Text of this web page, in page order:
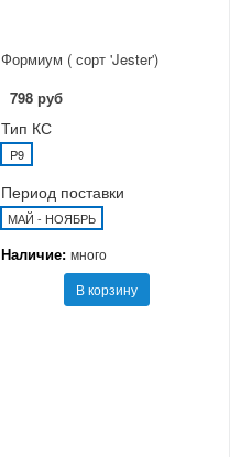
Формиум ( сорт 'Jester')
798 руб
Тип КС
P9
Период поставки
МАЙ - НОЯБРЬ
Наличие: много
В корзину